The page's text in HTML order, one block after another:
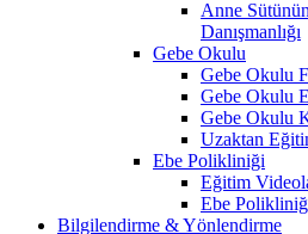
Anne
Danışmanlığı
Gebe Okulu
Gebe Okulu
Gebe Okulu
Gebe Okulu
Uzaktan
Ebe Polikliniği
Eğitim
Ebe
Bilgilendirme & Yönlendirme